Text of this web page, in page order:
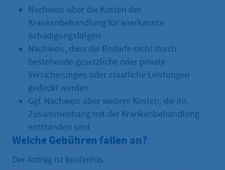
Nachweis über die Kosten der
Krankenbehandlung für anerkannte
Schädigungsfolgen
Nachweis, dass die Bedarfe nicht durch
bestehende gesetzliche oder private
Versicherungen oder staatliche Leistungen
gedeckt werden
Ggf. Nachweis über weitere Kosten, die im
Zusammenhang mit der Krankenbehandlung
entstanden sind
Welche Gebühren fallen an?
Der Antrag ist kostenlos.